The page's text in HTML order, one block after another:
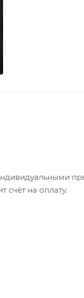
счёт на оплату.